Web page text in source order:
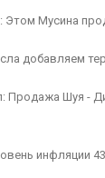
Этом Мусина
добавляем
Продажа Шуя -
инфляции